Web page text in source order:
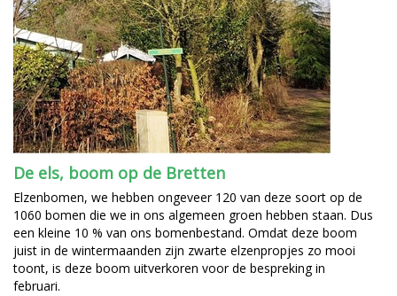
De els, boom op de Bretten
Elzenbomen, we hebben ongeveer 120 van deze soort op de
1060 bomen die we in ons algemeen groen hebben staan. Dus
een kleine 10 % van ons bomenbestand. Omdat deze boom
juist in de wintermaanden zijn zwarte elzenpropjes zo mooi
toont, is deze boom uitverkoren voor de bespreking in
februari.